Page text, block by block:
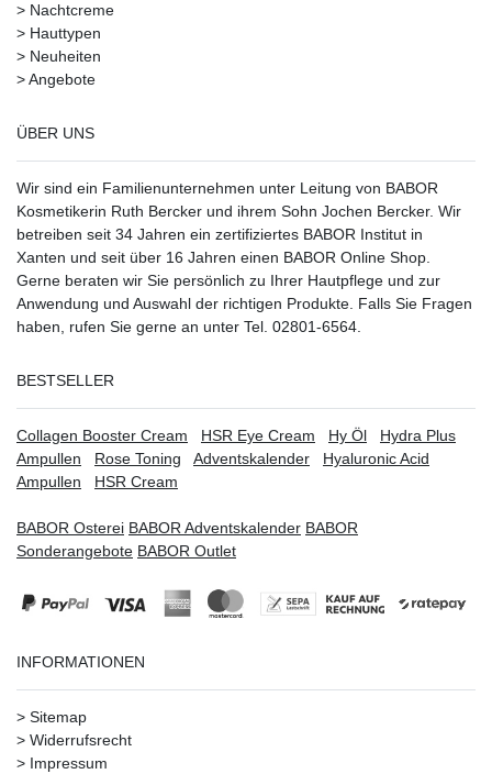
> Nachtcreme
> Hauttypen
> Neuheiten
>Angebote
ÜBER UNS
Wir sind ein Familienunternehmen unter Leitung von BABOR
Kosmetikerin Ruth Bercker und ihrem Sohn Jochen Bercker. Wir
betreiben seit 34 Jahren ein zertifiziertes BABOR Institut in
Xanten und seit über 16 Jahren einen BABOR Online Shop.
Gerne beraten wir Sie persönlich zu Ihrer Hautpflege und zur
Anwendung und Auswahl der richtigen Produkte. Falls Sie Fragen
haben, rufen Sie gerne an unter Tel. 02801-6564.
BESTSELLER
Collagen Booster Cream HSR Eye Cream Hy Öl
Hydra Plus
Ampullen
Rose Toning Adventskalender
Hyaluronic Acid
Ampullen
HSR Cream
BABOR Osterei BABOR Adventskalender BABOR
Sonderangebote BABOR Outlet
INFORMATIONEN
> Sitemap
> Widerrufsrecht
> Impressum